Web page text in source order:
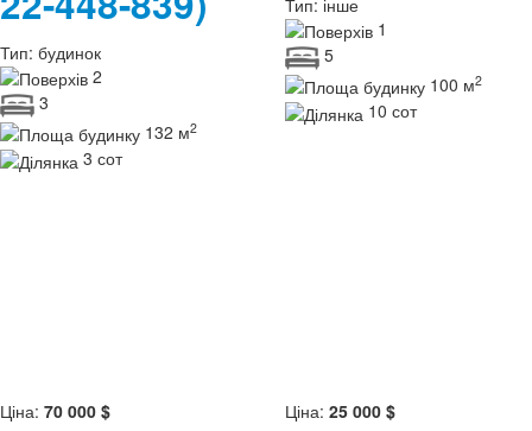
Тип: будинок
2
3
132 м2
3 сот
1
5
100 м2
10 сот
Ціна: 70 000 $ Ціна: 25 000 $